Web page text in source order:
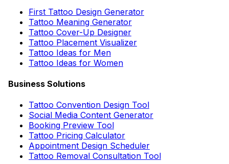
First Tattoo Design Generator
Tattoo Meaning Generator
Tattoo Cover-Up Designer
Tattoo Placement Visualizer
Tattoo Ideas for Men
Tattoo Ideas for Women
Business Solutions
Tattoo Convention Design Tool
Social Media Content Generator
Booking Preview Tool
Tattoo Pricing Calculator
Appointment Design Scheduler
Tattoo Removal Consultation Tool